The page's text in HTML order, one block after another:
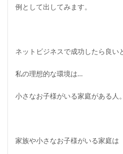
例として出してみます。
ネットビジネスで成功したら良い
私の理想的な環境は…
小さなお子様がいる家庭がある人。
家族や小さなお子様がいる家庭は